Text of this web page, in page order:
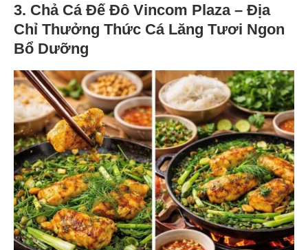
3. Chả Cá Đế Đô Vincom Plaza – Địa
Chỉ Thưởng Thức Cá Lăng Tươi Ngon
Bổ Dưỡng